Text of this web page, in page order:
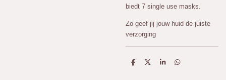
biedt 7 single use masks.
Zo geef jij jouw huid de juiste
verzorging
D
D
S
D